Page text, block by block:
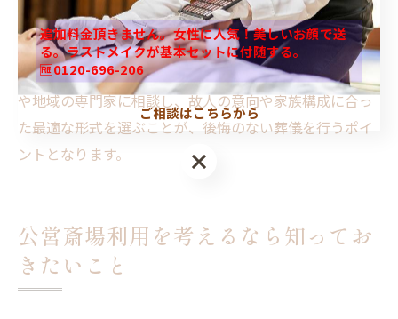
た式の進め方が挙げられます。
注意点として、風習を尊重しつつも現代の生活スタイル
に合わせて柔軟に対応することが求められます。葬儀社
や地域の専門家に相談し、故人の意向や家族構成に合っ
た最適な形式を選ぶことが、後悔のない葬儀を行うポイ
ントとなります。
公営斎場利用を考えるなら知ってお
きたいこと
追加料金頂きません。女性に人気！美しいお顔で送
る。ラストメイクが基本セットに付随する。
🆓0120-696-206
ご相談はこちらから